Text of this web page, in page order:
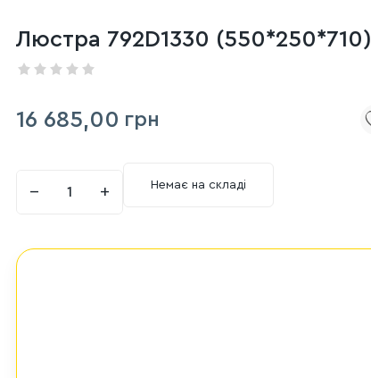
Люстра 792D1330 (550*250*710)
16 685,00 грн
− + Немає на складі